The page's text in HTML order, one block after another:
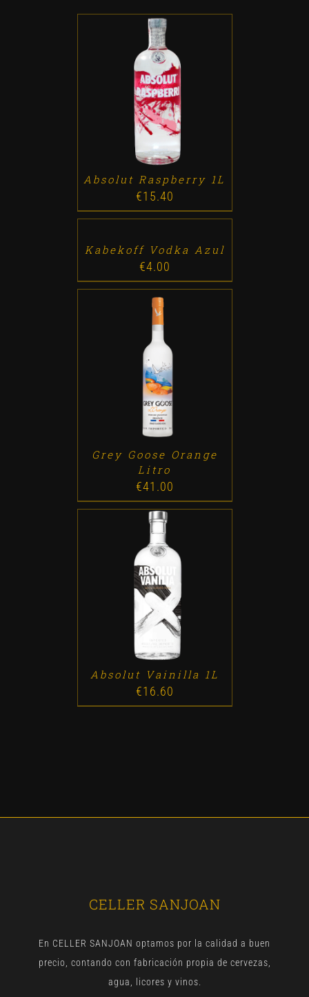
ADD TO CART / DETALLES
Absolut Raspberry 1L
€15.40
TO
CART
DETALLES
Kabekoff Vodka Azul
€4.00
ADD TO CART /
Grey Goose Orange
Litro
€41.00
ADD TO CART /
Absolut Vainilla 1L
€16.60
CELLER SANJOAN
En CELLER SANJOAN optamos por la calidad a buen
precio, contando con fabricación propia de cervezas,
agua, licores y vinos.